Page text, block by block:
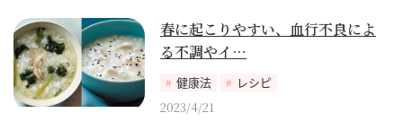
春に起こりやすい、血行不良によ
る不調やイ…
健康法
レシピ
2023/4/21